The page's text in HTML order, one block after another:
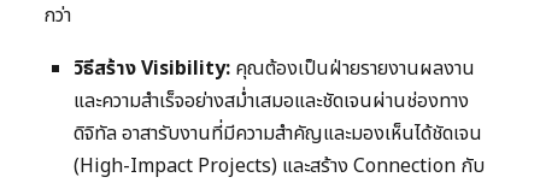
กว่า
วิธีสร้าง Visibility: คุณต้องเป็นฝ่ายรายงานผลงาน
และความสำเร็จอย่างสม่ำเสมอและชัดเจนผ่านช่องทาง
ดิจิทัล อาสารับงานที่มีความสำคัญและมองเห็นได้ชัดเจน
(High-Impact Projects) และสร้าง Connection กับ